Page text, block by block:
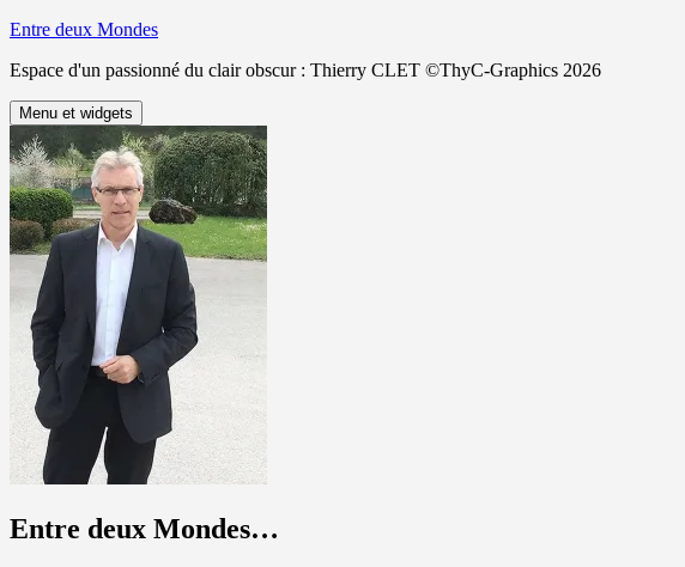
Aller
contenu
Entre deux Mondes
Espace d'un passionné du clair obscur : Thierry CLET ©ThyC-Graphics 2026
Menu et widgets
Entre deux Mondes…